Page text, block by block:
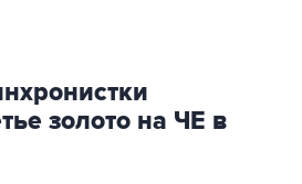
золото на ЧЕ в